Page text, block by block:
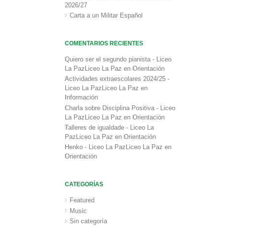
2026/27
Carta a un Militar Español
COMENTARIOS RECIENTES
Quiero ser el segundo pianista - Liceo
La PazLiceo La Paz enOrientación
Actividades extraescolares 2024/25 -
Liceo La PazLiceo La Paz en
Información
Charla sobre Disciplina Positiva - Liceo
La PazLiceo La Paz enOrientación
Talleres de igualdade - Liceo La
PazLiceo La Paz enOrientación
Henko - Liceo La PazLiceo La Paz en
Orientación
CATEGORÍAS
Featured
Music
Sin categoría